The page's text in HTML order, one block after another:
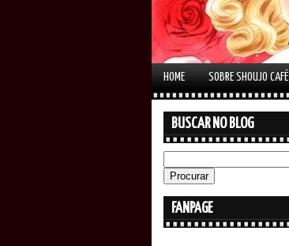
HOME SOBRE SHOUJO CAFÉ
BUSCAR NO BLOG
FANPAGE